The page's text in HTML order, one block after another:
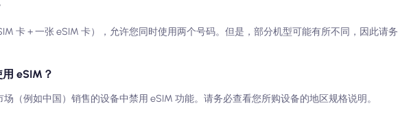
卡 + 一张 eSIM 卡），允许您同时使用两个号码。但是，部分机型可能有所不同，因此请务
eSIM？
（例如中国）销售的设备中禁用 eSIM 功能。请务必查看您所购设备的地区规格说明。